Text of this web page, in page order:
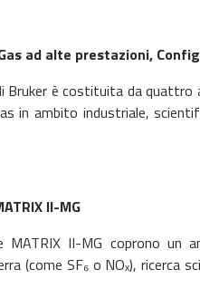
ad alte prestazioni,
Bruker è costituita da
in ambito industriale,
II-MG
MATRIX II-MG coprono un
(come SF₆ o NOₓ), ricerca